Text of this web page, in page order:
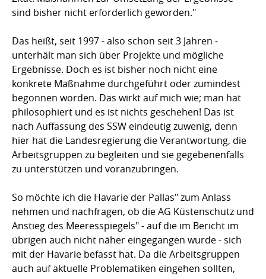
sind bisher nicht erforderlich geworden."
Das heißt, seit 1997 - also schon seit 3 Jahren -
unterhält man sich über Projekte und mögliche
Ergebnisse. Doch es ist bisher noch nicht eine
konkrete Maßnahme durchgeführt oder zumindest
begonnen worden. Das wirkt auf mich wie; man hat
philosophiert und es ist nichts geschehen! Das ist
nach Auffassung des SSW eindeutig zuwenig, denn
hier hat die Landesregierung die Verantwortung, die
Arbeitsgruppen zu begleiten und sie gegebenenfalls
zu unterstützen und voranzubringen.
So möchte ich die Havarie der Pallas" zum Anlass
nehmen und nachfragen, ob die AG Küstenschutz und
Anstieg des Meeresspiegels" - auf die im Bericht im
übrigen auch nicht näher eingegangen wurde - sich
mit der Havarie befasst hat. Da die Arbeitsgruppen
auch auf aktuelle Problematiken eingehen sollten,